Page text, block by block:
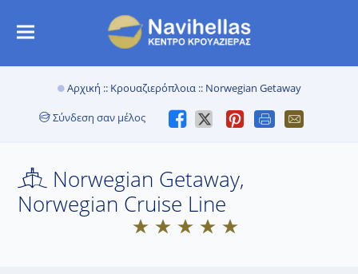
Αρχική :: Κρουαζιερόπλοια:: Norwegian Getaway
Σύνδεση σαν μέλος
Norwegian Getaway,
Norwegian Cruise Line